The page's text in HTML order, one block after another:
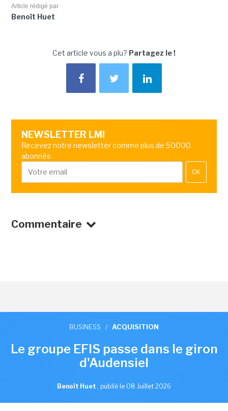
Article rédigé par
Benoît Huet
Cet article vous a plu? Partagez le !
NEWSLETTER LMI
Recevez notre newsletter comme plus de 50000
abonnés
OK
Commentaire
BUSINESS / ACQUISITION
Le groupe EFIS passe dans le giron
d'Audensiel
Benoît Huet , publié le 08 Juillet 2026